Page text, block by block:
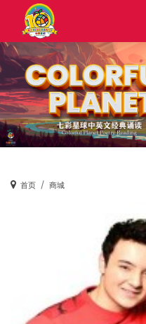
首页 商城